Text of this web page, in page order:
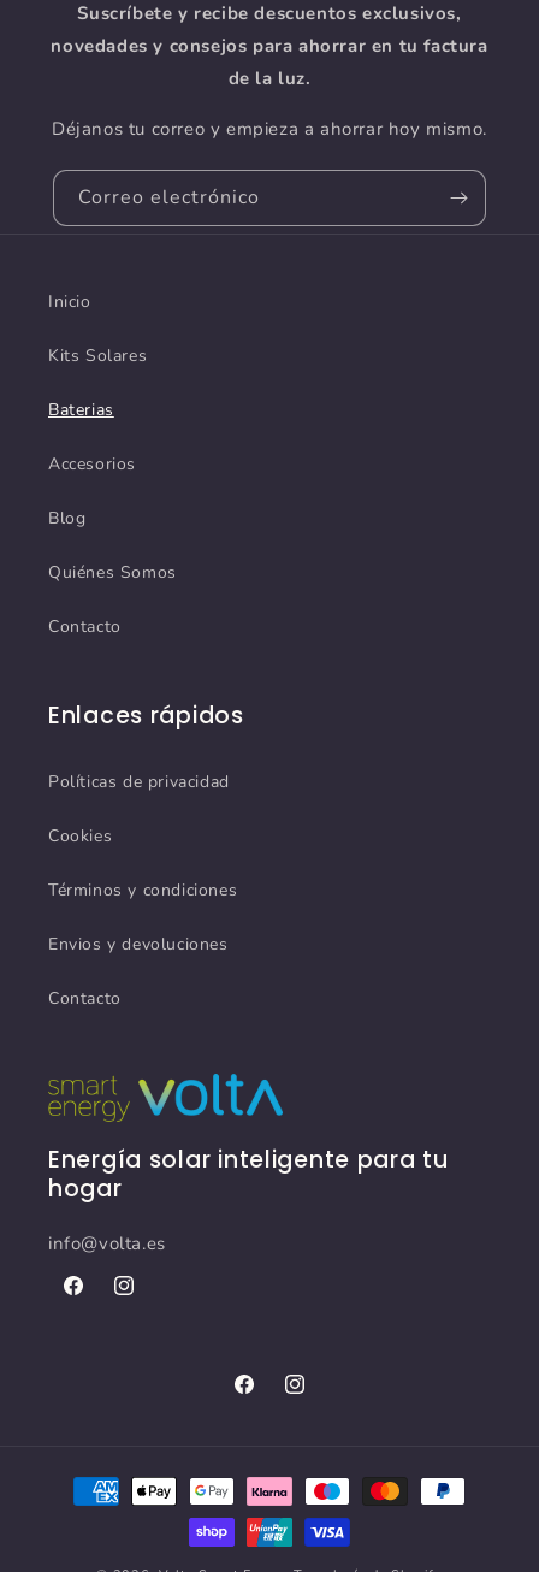
Suscríbete y recibe descuentos exclusivos,
novedades y consejos para ahorrar en tu factura
de la luz.
Déjanos tu correo y empieza a ahorrar hoy mismo.
Correo electrónico
Inicio
Kits Solares
Baterias
Accesorios
Blog
Quiénes Somos
Contacto
Enlaces rápidos
Políticas de privacidad
Cookies
Términos y condiciones
Envios y devoluciones
Contacto
Energía solar inteligente para tu
hogar
info@volta.es
FacebookInstagram
FacebookInstagram
Formas